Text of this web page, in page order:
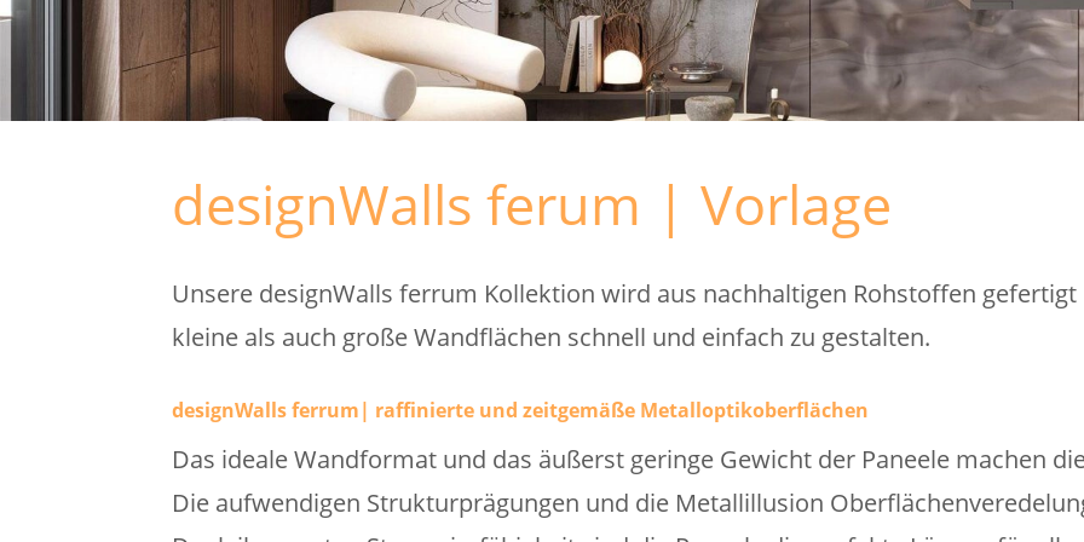
designWalls ferum | Vorlage
Unsere designWalls ferrum Kollektion wird aus nachhaltigen Rohstoffen
kleine als auch große Wandflächen schnell und einfach zu gestalten.
designWalls ferrum| raffinierte und zeitgemäße Metalloptikoberflächen
Das ideale Wandformat und das äußerst geringe Gewicht der Paneele machen
Die aufwendigen Strukturprägungen und die Metallillusion